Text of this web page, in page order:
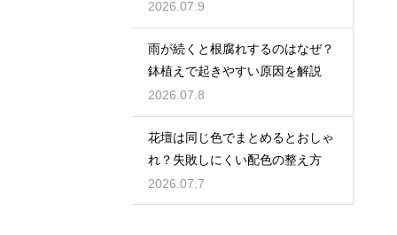
歩を踏み出そう
2026.07.9
雨が続くと根腐れするのはなぜ？
鉢植えで起きやすい原因を解説
2026.07.8
花壇は同じ色でまとめるとおしゃ
れ？失敗しにくい配色の整え方
2026.07.7